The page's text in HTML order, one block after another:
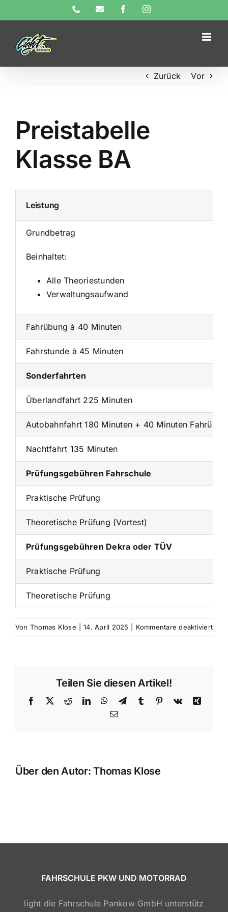
to
content
Phone E-
FacebookInstagram
Zurück Vor
Preistabelle
Klasse BA
Leistung
Grundbetrag
Beinhaltet:
Alle Theoriestunden
Verwaltungsaufwand
Fahrübung à 40 Minuten
Fahrstunde à 45 Minuten
Sonderfahrten
Überlandfahrt 225 Minuten
Autobahnfahrt 180 Minuten + 40 Minuten
Nachtfahrt 135 Minuten
Prüfungsgebühren Fahrschule
Praktische Prüfung
Theoretische Prüfung (Vortest)
Prüfungsgebühren Dekra oder TÜV
Praktische Prüfung
Theoretische Prüfung
Von Thomas Klose 14. April 2025 Kommentare deaktiviertfür
Teilen Sie diesen Artikel!
Facebook
X RedditLinkedInWhatsApp
TelegramTumblr Pinterest
Vk
Xing
E-
Über den Autor:Thomas Klose
FAHRSCHULE PKW UND MOTORRAD
light die Fahrschule Pankow GmbH unterstütz